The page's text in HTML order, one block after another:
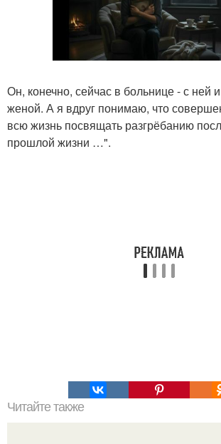
Он, конечно, сейчас в больнице - с ней
женой. А я вдруг понимаю, что
всю жизнь посвящать разгрёбанию
прошлой жизни …".
Читайте также